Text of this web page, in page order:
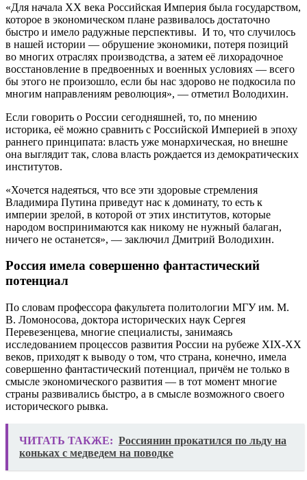
«Для начала ХХ века Российская Империя была государством,
которое в экономическом плане развивалось достаточно
быстро и имело радужные перспективы. И то, что случилось
в нашей истории — обрушение экономики, потеря позиций
во многих отраслях производства, а затем её лихорадочное
восстановление в предвоенных и военных условиях — всего
бы этого не произошло, если бы нас здорово не подкосила по
многим направлениям революция», — отметил Володихин.
Если говорить о России сегодняшней, то, по мнению
историка, её можно сравнить с Российской Империей в эпоху
раннего принципата: власть уже монархическая, но внешне
она выглядит так, слова власть рождается из демократических
институтов.
«Хочется надеяться, что все эти здоровые стремления
Владимира Путина приведут нас к доминату, то есть к
империи зрелой, в которой от этих институтов, которые
народом воспринимаются как никому не нужный балаган,
ничего не останется», — заключил Дмитрий Володихин.
Россия имела совершенно фантастический
потенциал
По словам профессора факультета политологии МГУ им. М.
В. Ломоносова, доктора исторических наук Сергея
Перевезенцева, многие специалисты, занимаясь
исследованием процессов развития России на рубеже XIX-XX
веков, приходят к выводу о том, что страна, конечно, имела
совершенно фантастический потенциал, причём не только в
смысле экономического развития — в тот момент многие
страны развивались быстро, а в смысле возможного своего
исторического рывка.
ЧИТАТЬ ТАКЖЕ: Россиянин прокатился по льду на
коньках с медведем на поводке